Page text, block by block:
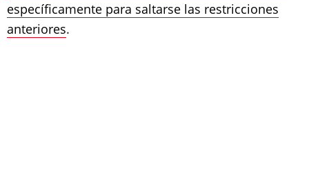
específicamente para saltarse las restricciones
anteriores.